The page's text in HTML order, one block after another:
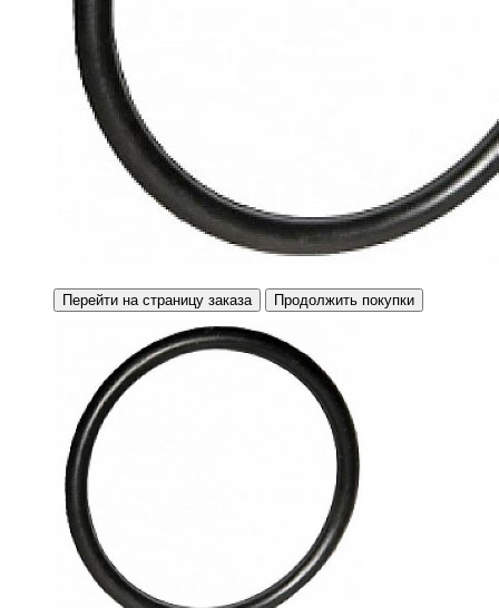
Перейти на страницу заказа Продолжить покупки